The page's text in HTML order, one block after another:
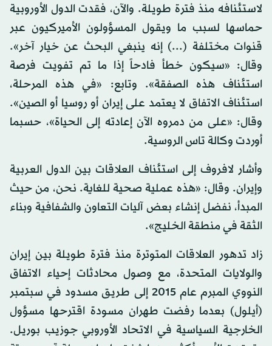
لاستئنافه منذ فترة طويلة. والآن، فقدت الدول الأوروبية
حماسها لسبب ما ويقول المسؤولون الأميركيون عبر
قنوات مختلفة (...) إنه ينبغي البحث عن خيار آخر».
وقال: «سيكون خطأ فادحاً إذا ما تم تفويت فرصة
استئناف هذه الصفقة». وتابع: «في هذه المرحلة،
استئناف الاتفاق لا يعتمد على إيران أو روسيا أو الصين».
وقال: «على من دمروه الآن إعادته إلى الحياة»، حسبما
أوردت وكالة تاس الروسية.
وأشار لافروف إلى استئناف العلاقات بين الدول العربية
وإيران. وقال: «هذه عملية صحية للغاية. نحن، من حيث
المبدأ، نفضل إنشاء بعض آليات التعاون والشفافية وبناء
الثقة في منطقة الخليج».
زاد تدهور العلاقات المتوترة منذ فترة طويلة بين إيران
والولايات المتحدة، مع وصول محادثات إحياء الاتفاق
النووي المبرم عام 2015 إلى طريق مسدود في سبتمبر
(أيلول) بعدما رفضت طهران مسودة اقترحها مسؤول
الخارجية السياسية في الاتحاد الأوروبي جوزيب بوريل.